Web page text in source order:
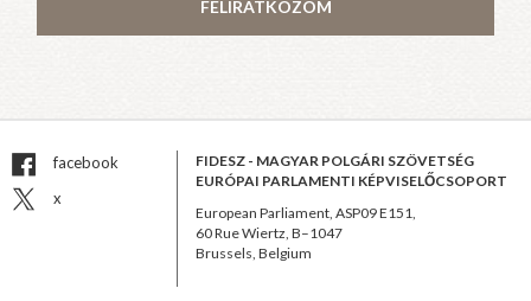
FELIRATKOZOM
facebook
x
FIDESZ - MAGYAR POLGÁRI SZÖVETSÉG
EURÓPAI PARLAMENTI KÉPVISELŐCSOPORT
European Parliament, ASP09 E151,
60 Rue Wiertz, B–1047
Brussels, Belgium